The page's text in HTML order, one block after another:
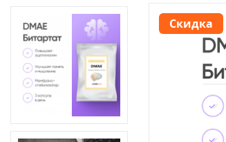
Скидка